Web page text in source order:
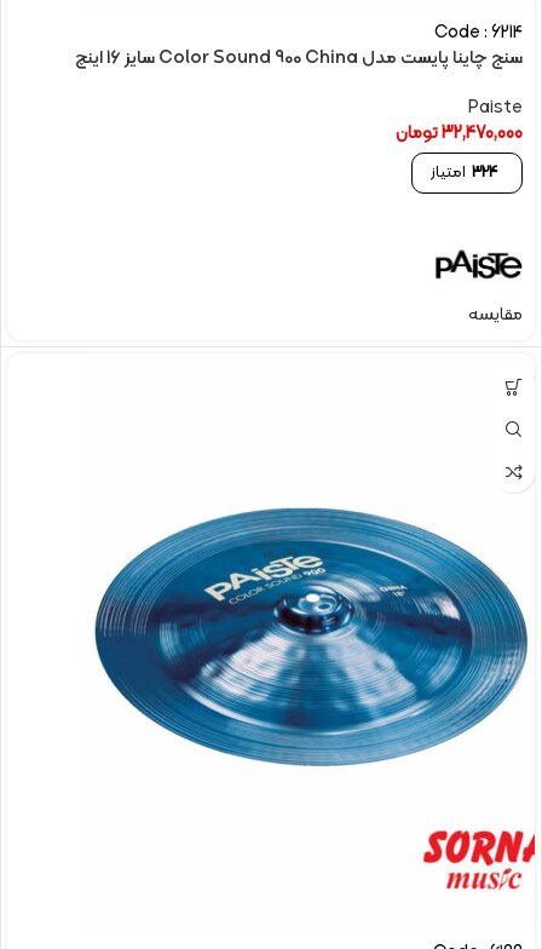
Code : 6214
سنج چاینا پایست مدل Color Sound 900 China سایز 16 اینچ
Paiste
32,470,000تومان
324 امتیاز
مقایسه